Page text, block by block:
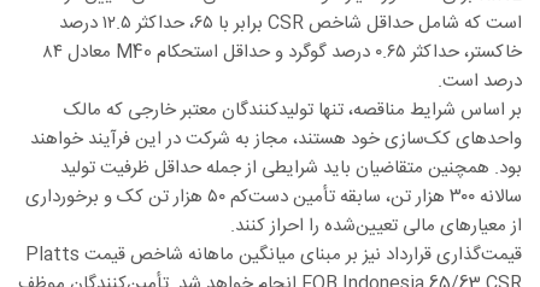
است که شامل حداقل شاخص CSR برابر با ۶۵، حداکثر ۱۲.۵ درصد
خاکستر، حداکثر ۰.۶۵ درصد گوگرد و حداقل استحکام M40 معادل ۸۴
درصد است.
بر اساس شرایط مناقصه، تنها تولیدکنندگان معتبر خارجی که مالک
واحدهای کک‌سازی خود هستند، مجاز به شرکت در این فرآیند خواهند
بود. همچنین متقاضیان باید شرایطی از جمله حداقل ظرفیت تولید
سالانه ۳۰۰ هزار تن، سابقه تأمین دست‌کم ۵۰ هزار تن کک و برخورداری
از معیارهای مالی تعیین‌شده را احراز کنند.
قیمت‌گذاری قرارداد نیز بر مبنای میانگین ماهانه شاخص قیمت Platts